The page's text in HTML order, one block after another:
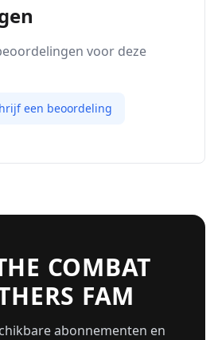
voor deze
een beoordeling
COMBAT
FAM
abonnementen en